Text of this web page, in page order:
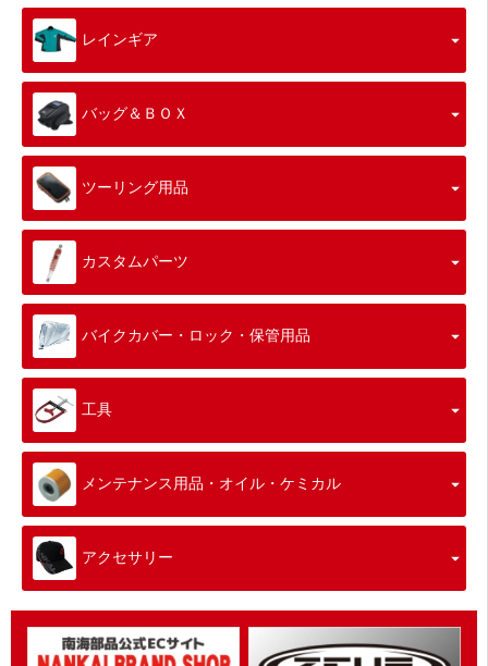
レインギア
バッグ＆ＢＯＸ
ツーリング用品
カスタムパーツ
バイクカバー・ロック・保管用品
工具
メンテナンス用品・オイル・ケミカル
アクセサリー